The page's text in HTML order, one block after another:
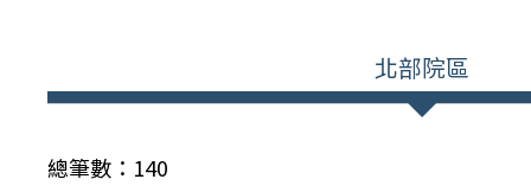
北部院區
總筆數： 140